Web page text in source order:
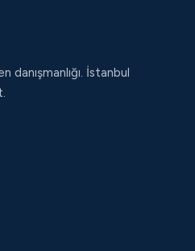
danışmanlığı. İstanbul